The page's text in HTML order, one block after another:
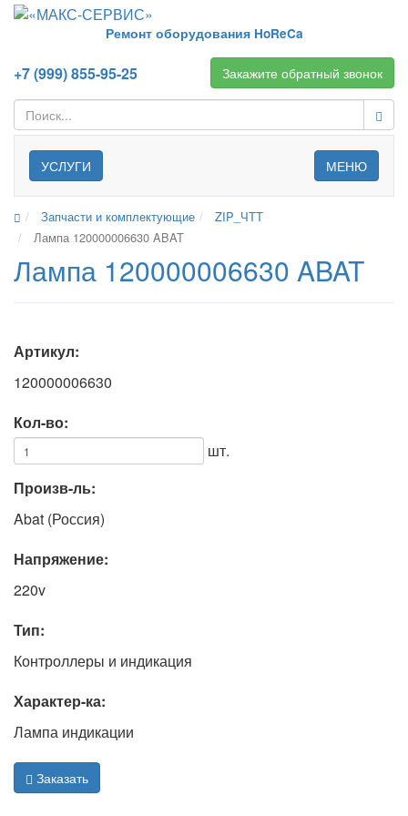
Ремонт оборудования HoReCa
+7 (999) 855-95-25 Закажите обратный звонок
УСЛУГИ МЕНЮ
Запчасти и комплектующие
ZIP_ЧТТ
Лампа 120000006630 ABAT
Лампа 120000006630 ABAT
Артикул:
120000006630
Кол-во:
шт.
Произв-ль:
Abat (Россия)
Напряжение:
220v
Тип:
Контроллеры и индикация
Характер-ка:
Лампа индикации
Заказать